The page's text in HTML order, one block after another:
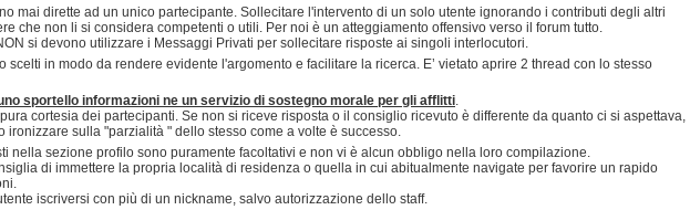
mai dirette ad un unico partecipante. Sollecitare l'intervento di un solo utente ignorando i contributi degli altri
che non li si considera competenti o utili. Per noi è un atteggiamento offensivo verso il forum tutto.
si devono utilizzare i Messaggi Privati per sollecitare risposte ai singoli interlocutori.
scelti in modo da rendere evidente l'argomento e facilitare la ricerca. E’ vietato aprire 2 thread con lo stesso
sportello informazioni ne un servizio di sostegno morale per gli afflitti
cortesia dei partecipanti. Se non si riceve risposta o il consiglio ricevuto è differente da quanto ci si aspettava,
ironizzare sulla "parzialità " dello stesso come a volte è successo.
nella sezione profilo sono puramente facoltativi e non vi è alcun obbligo nella loro compilazione.
di immettere la propria località di residenza o quella in cui abitualmente navigate per favorire un rapido
iscriversi con più di un nickname, salvo autorizzazione dello staff.